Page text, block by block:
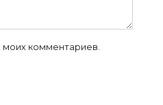
моих комментариев.